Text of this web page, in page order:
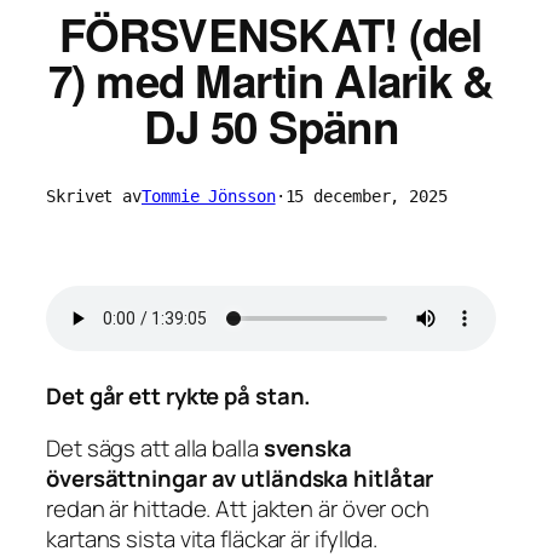
FÖRSVENSKAT! (del
7) med Martin Alarik &
DJ 50 Spänn
Skrivet avTommie Jönsson· 15 december, 2025
Det går ett rykte på stan.
Det sägs att alla ballasvenska
översättningar av utländska hitlåtar
redan är hittade. Att jakten är över och
kartans sista vita fläckar är ifyllda.